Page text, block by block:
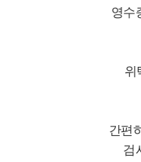
영수
위
간편
검